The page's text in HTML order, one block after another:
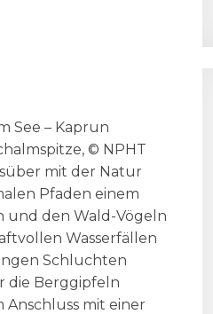
See – Kaprun
© NPHT
mit der Natur
Pfaden einem
und den Wald-Vögeln
Wasserfällen
Schluchten
die Berggipfeln
Anschluss mit einer